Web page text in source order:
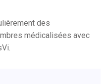
des
médicalisées avec